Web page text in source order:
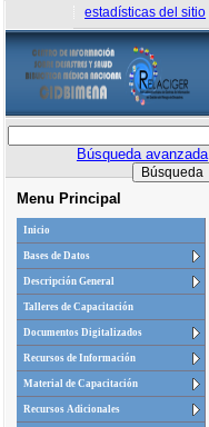
estadísticas del sitio
Búsqueda avanzada
Menu Principal
Inicio
Bases de Datos
Descripción General
Talleres de Capacitación
Documentos Digitalizados
Recursos de Información
Material de Capacitación
Recursos Adicionales